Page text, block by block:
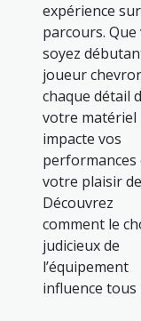
expérience
parcours. Que
soyez
joueur
chaque détail
votre matériel
impacte vos
performances
votre plaisir
Découvrez
comment le
judicieux de
l’équipement
influence tous